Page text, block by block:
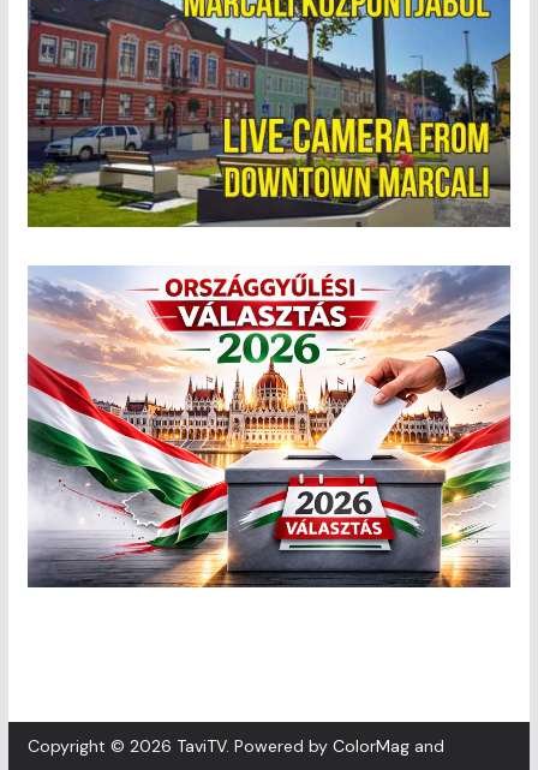
Copyright © 2026 TaviTV. Powered by ColorMagand